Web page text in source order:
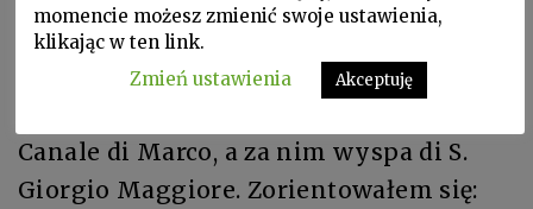
szachownicą niebieskich kanałów
dopływaliśmy do placu Świętego Marka
Canale di Marco, a za nim wyspa di S.
Giorgio Maggiore. Zorientowałem się:
momencie możesz zmienić swoje ustawienia,
klikając w ten link.
Zmień ustawienia
Akceptuję